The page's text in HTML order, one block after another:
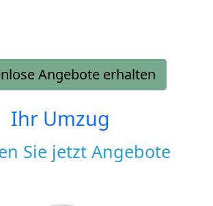
Angebote erhalten
Ihr Umzug
Sie jetzt Angebote